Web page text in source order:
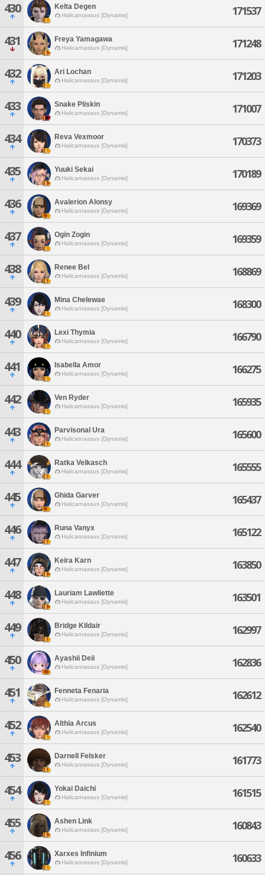
430 Kelta Degen
Halicarnassus [Dynamis] 171537
431 Freya Yamagawa
Halicarnassus [Dynamis] 171248
432 Ari Lochan
Halicarnassus [Dynamis] 171203
433 Snake Pliskin
Halicarnassus [Dynamis] 171007
434 Reva Vexmoor
Halicarnassus [Dynamis] 170373
435 Yuuki Sekai
Halicarnassus [Dynamis] 170189
436 Avalerion Alonsy
Halicarnassus [Dynamis] 169369
437 Ogin Zogin
Halicarnassus [Dynamis] 169359
438 Renee Bel
Halicarnassus [Dynamis] 168869
439 Mina Chelewae
Halicarnassus [Dynamis] 168300
440 Lexi Thymia
Halicarnassus [Dynamis] 166790
441 Isabella Amor
Halicarnassus [Dynamis] 166275
442 Ven Ryder
Halicarnassus [Dynamis] 165935
443 Parvisonal Ura
Halicarnassus [Dynamis] 165600
444 Ratka Velkasch
Halicarnassus [Dynamis] 165555
445 Ghida Garver
Halicarnassus [Dynamis] 165437
446 Runa Vanyx
Halicarnassus [Dynamis] 165122
447 Keira Karn
Halicarnassus [Dynamis] 163850
448 Lauriam Lawliette
Halicarnassus [Dynamis] 163501
449 Bridge Kildair
Halicarnassus [Dynamis] 162997
450 Ayashii Deii
Halicarnassus [Dynamis] 162836
451 Fenneta Fenaria
Halicarnassus [Dynamis] 162612
452 Althia Arcus
Halicarnassus [Dynamis] 162540
453 Darnell Felsker
Halicarnassus [Dynamis] 161773
454 Yokai Daichi
Halicarnassus [Dynamis] 161515
455 Ashen Link
Halicarnassus [Dynamis] 160843
456 Xarxes Infinium
Halicarnassus [Dynamis] 160633